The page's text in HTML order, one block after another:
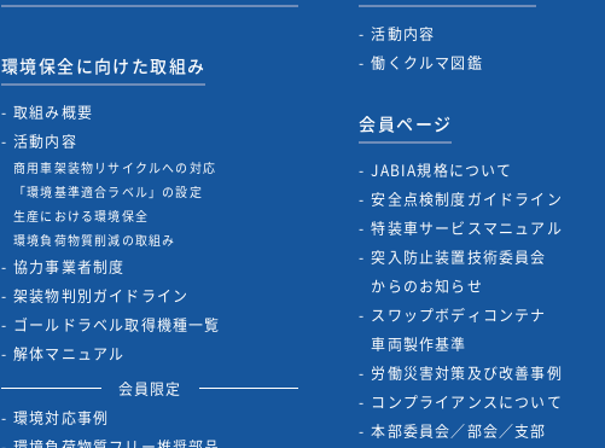
環境保全に向けた取組み
取組み概要
活動内容
商用車架装物リサイクルへの対応
「環境基準適合ラベル」の設定
生産における環境保全
環境負荷物質削減の取組み
協力事業者制度
架装物判別ガイドライン
ゴールドラベル取得機種一覧
解体マニュアル
会員限定
環境対応事例
活動内容
働くクルマ図鑑
会員ページ
JABIA規格について
安全点検制度ガイドライン
特装車サービスマニュアル
突入防止装置技術委員会
からのお知らせ
スワップボディコンテナ
車両製作基準
労働災害対策及び改善事例
コンプライアンスについて
本部委員会／部会／支部